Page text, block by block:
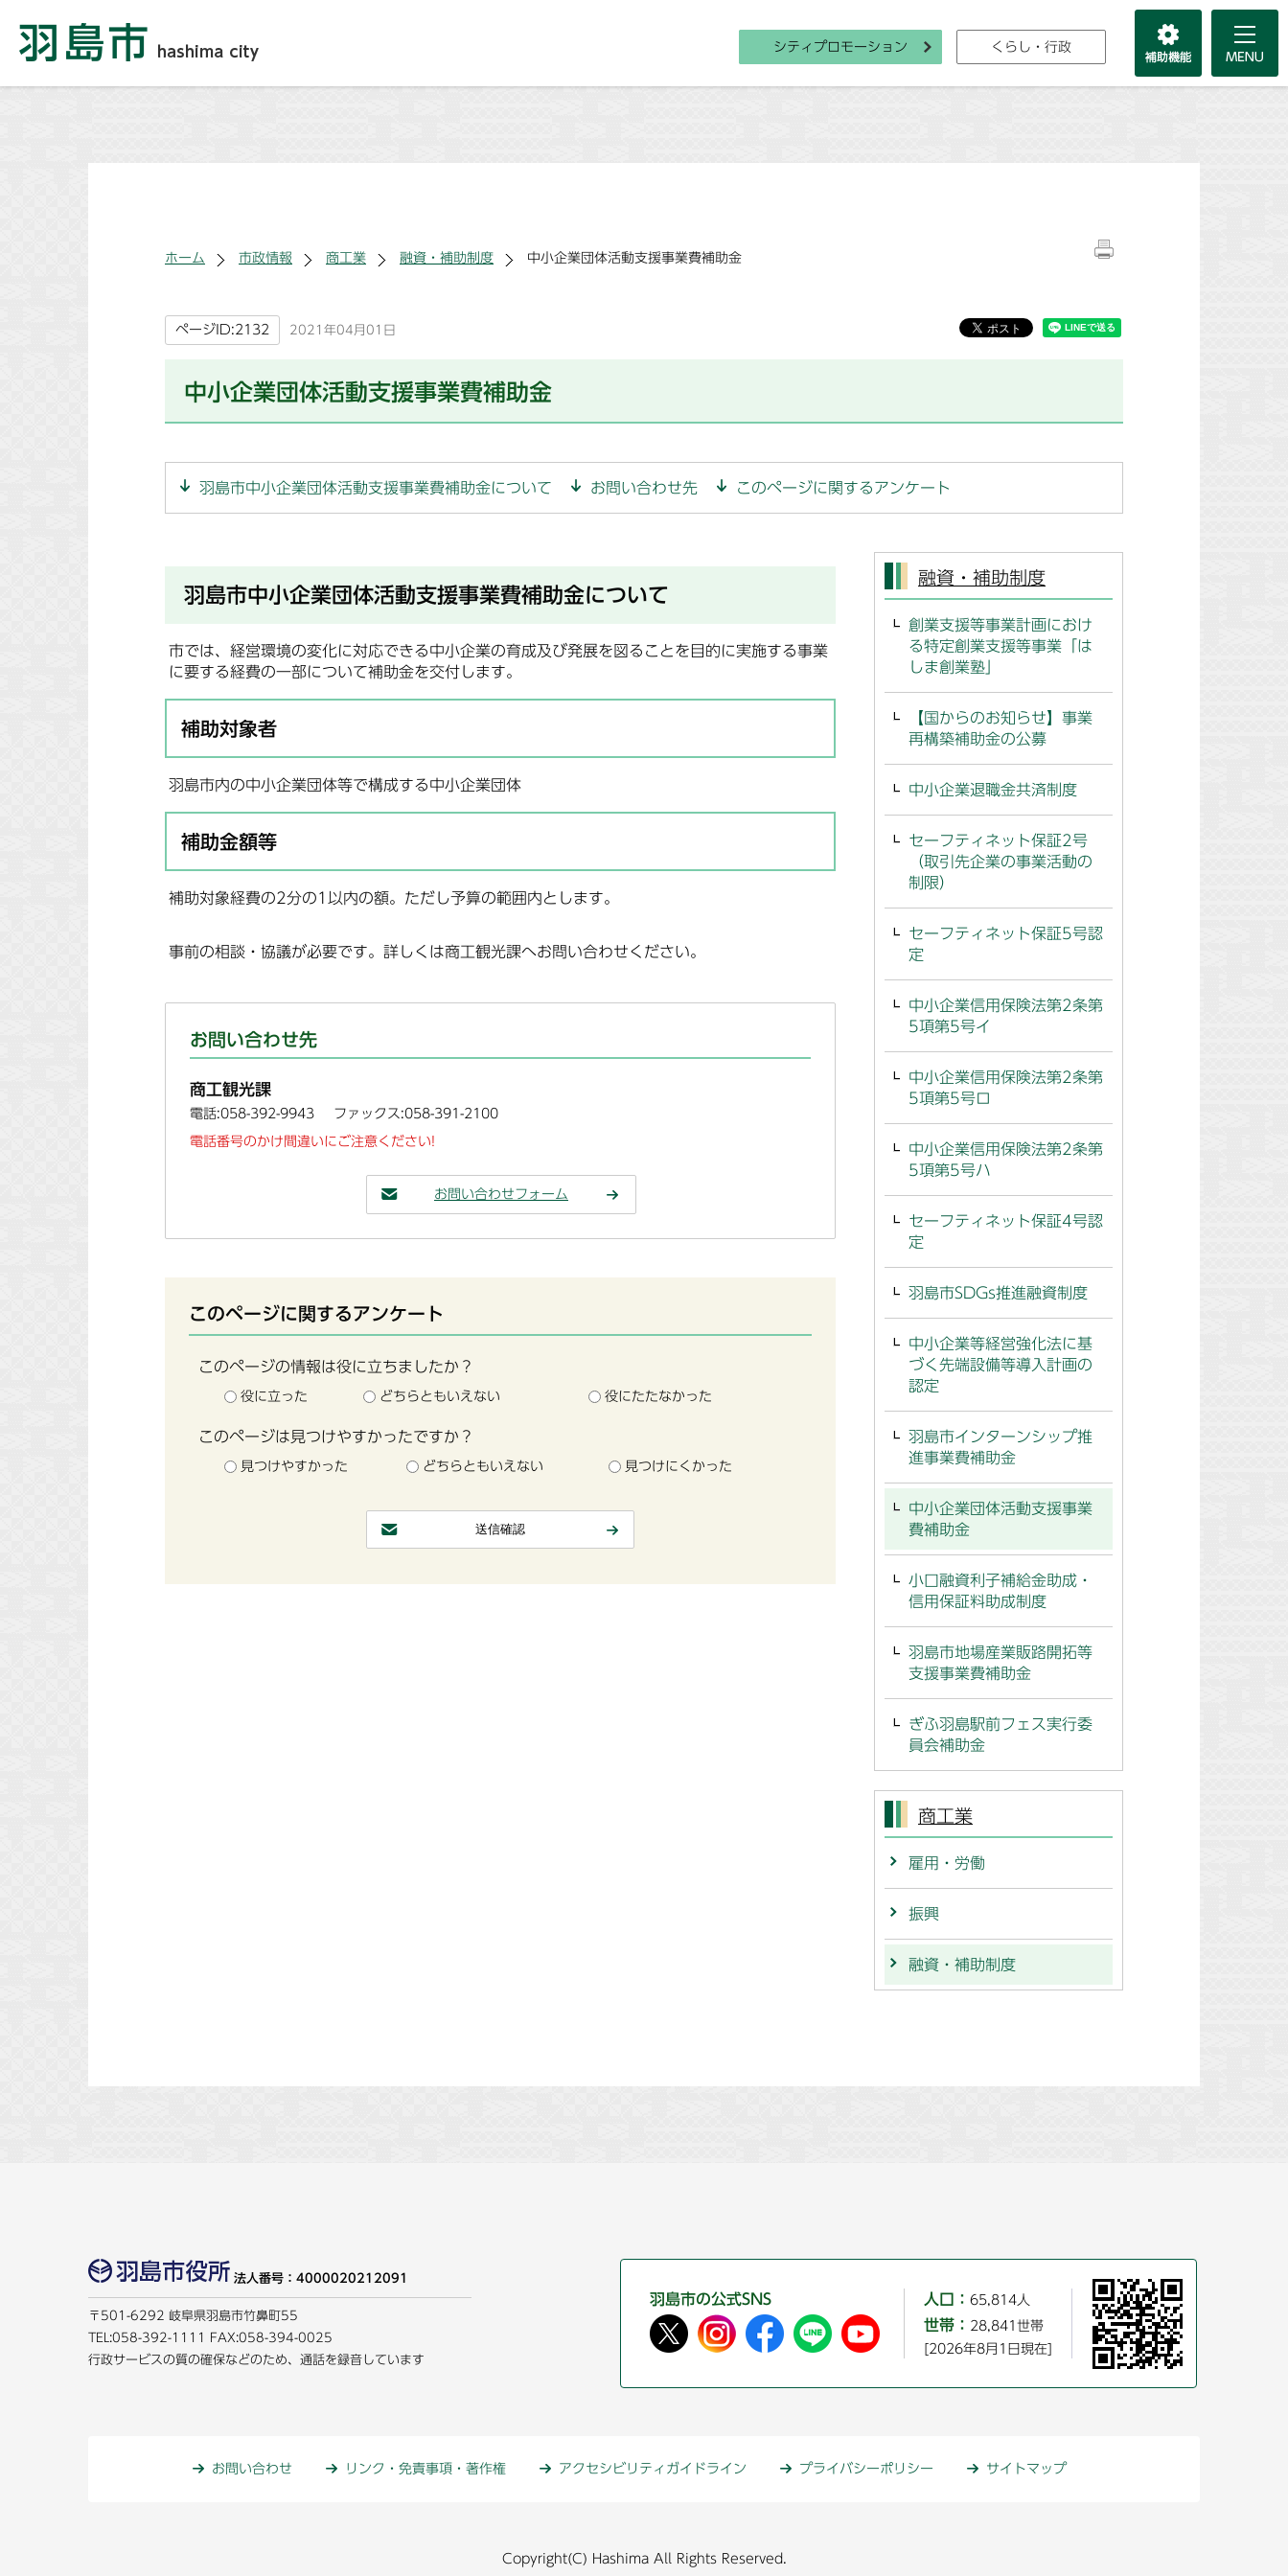
シティプロモーション くらし・行政
ホーム 市政情報 商工業 融資・補助制度 中小企業団体活動支援事業費補助金
ページID:2132 2021年04月01日
中小企業団体活動支援事業費補助金
羽島市中小企業団体活動支援事業費補助金について お問い合わせ先 このページに関するアンケート
羽島市中小企業団体活動支援事業費補助金について
市では、経営環境の変化に対応できる中小企業の育成及び発展を図ることを目的に実施する事業
に要する経費の一部について補助金を交付します。
補助対象者
羽島市内の中小企業団体等で構成する中小企業団体
補助金額等
補助対象経費の2分の1以内の額。ただし予算の範囲内とします。
事前の相談・協議が必要です。詳しくは商工観光課へお問い合わせください。
お問い合わせ先
商工観光課
電話:058-392-9943 ファックス:058-391-2100
電話番号のかけ間違いにご注意ください!
お問い合わせフォーム
このページに関するアンケート
このページの情報は役に立ちましたか？
役に立った どちらともいえない 役にたたなかった
このページは見つけやすかったですか？
見つけやすかった どちらともいえない 見つけにくかった
融資・補助制度
創業支援等事業計画におけ
る特定創業支援等事業「は
しま創業塾」
【国からのお知らせ】事業
再構築補助金の公募
中小企業退職金共済制度
セーフティネット保証2号
（取引先企業の事業活動の
制限）
セーフティネット保証5号認
定
中小企業信用保険法第2条第
5項第5号イ
中小企業信用保険法第2条第
5項第5号ロ
中小企業信用保険法第2条第
5項第5号ハ
セーフティネット保証4号認
定
羽島市SDGs推進融資制度
中小企業等経営強化法に基
づく先端設備等導入計画の
認定
羽島市インターンシップ推
進事業費補助金
中小企業団体活動支援事業
費補助金
小口融資利子補給金助成・
信用保証料助成制度
羽島市地場産業販路開拓等
支援事業費補助金
ぎふ羽島駅前フェス実行委
員会補助金
商工業
雇用・労働
振興
融資・補助制度
法人番号：4000020212091
〒501-6292 岐阜県羽島市竹鼻町55
TEL:058-392-1111
FAX:058-394-0025
行政サービスの質の確保などのため、通話を録音しています
羽島市の公式SNS 人口： 65,814人
世帯： 28,841世帯
[2026年8月1日現在]
お問い合わせ リンク・免責事項・著作権 アクセシビリティガイドライン プライバシーポリシー サイトマップ
Copyright(C) Hashima All Rights Reserved.